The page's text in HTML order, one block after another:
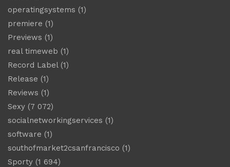
operatingsystems (1)
premiere (1)
Previews (1)
real timeweb (1)
Record Label (1)
Release (1)
Reviews (1)
Sexy (7 072)
socialnetworkingservices (1)
software (1)
southofmarket2csanfrancisco (1)
Sporty (1 694)